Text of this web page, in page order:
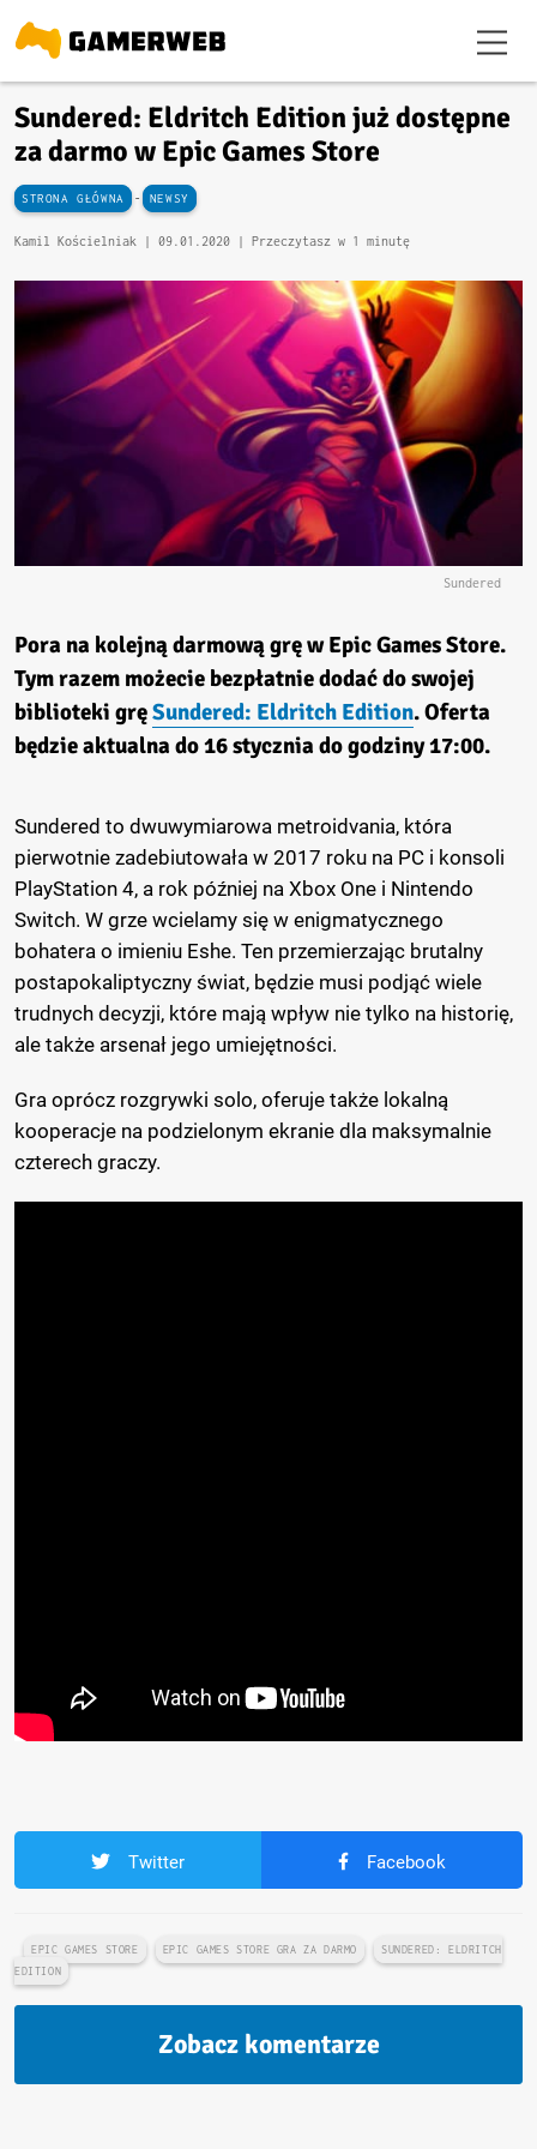
Sundered: Eldritch Edition już dostępne
za darmo w Epic Games Store
STRONA GŁÓWNA - NEWSY
Kamil Kościelniak | 09.01.2020 | Przeczytasz w 1 minutę
Sundered
Pora na kolejną darmową grę w Epic Games Store.
Tym razem możecie bezpłatnie dodać do swojej
biblioteki gręSundered: Eldritch Edition. Oferta
będzie aktualna do 16 stycznia do godziny 17:00.
Sundered to dwuwymiarowa metroidvania, która
pierwotnie zadebiutowała w 2017 roku na PC i konsoli
PlayStation 4, a rok później na Xbox One i Nintendo
Switch. W grze wcielamy się w enigmatycznego
bohatera o imieniu Eshe. Ten przemierzając brutalny
postapokaliptyczny świat, będzie musi podjąć wiele
trudnych decyzji, które mają wpływ nie tylko na historię,
ale także arsenał jego umiejętności.
Gra oprócz rozgrywki solo, oferuje także lokalną
kooperacje na podzielonym ekranie dla maksymalnie
czterech graczy.
Twitter Facebook
EPIC GAMES STORE EPIC GAMES STORE GRA ZA DARMO
SUNDERED: ELDRITCH
EDITION
Zobacz komentarze